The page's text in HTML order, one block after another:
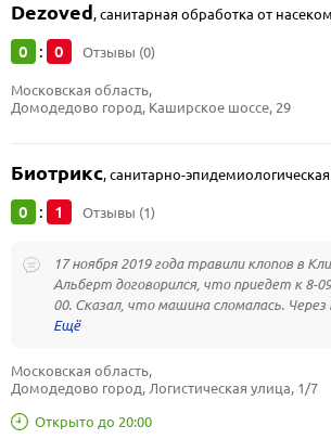
Dezoved,санитарная обработка от
0 : 0 Отзывы (0)
Московская область,
Домодедово город, Каширское шоссе, 29
Биотрикс,санитарно-
0 : 1 Отзывы (1)
17 ноября 2019 года травили клопов в
Альберт договорился, что приедет к 8-
00. Сказал, что машина сломалась.
Открыто до 20:00
Московская область,
Домодедово город, Логистическая улица, 1/7